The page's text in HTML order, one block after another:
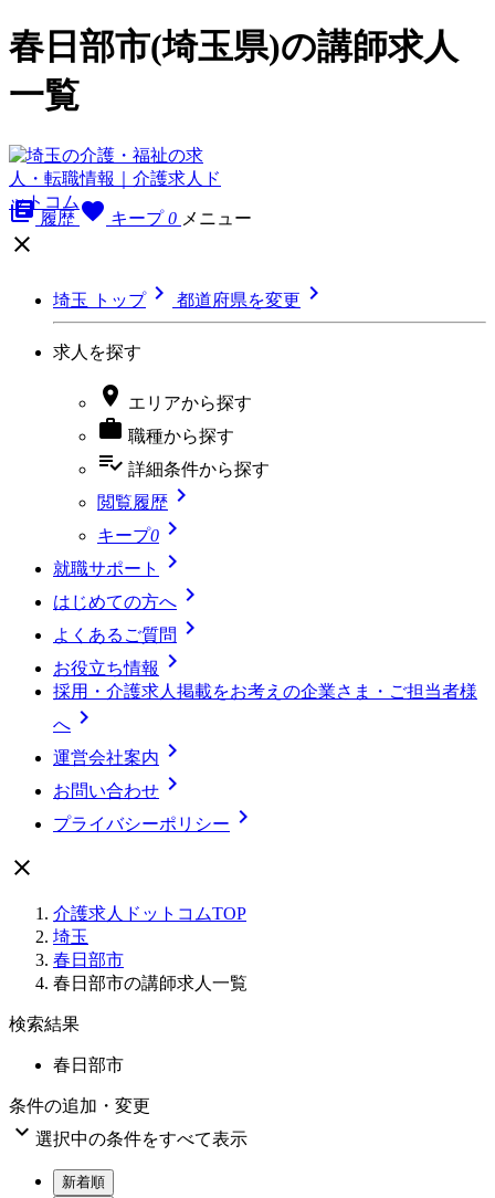
春日部市(埼玉県)の講師求人
一覧
library_books 履歴 favorite キープ 0 メニュー

埼玉 トップ 都道府県を変更 
求人を探す
 エリアから探す
 職種から探す
playlist_add_check 詳細条件から探す
閲覧履歴 
キープ0 
就職サポート 
はじめての方へ 
よくあるご質問 
お役立ち情報 
採用・介護求人掲載をお考えの企業さま・ご担当者様
へ 
運営会社案内 
お問い合わせ 
プライバシーポリシー 

介護求人ドットコムTOP
埼玉
春日部市
春日部市の講師求人一覧
検索結果
春日部市
条件の追加・変更
 選択中の条件をすべて表示
新着順